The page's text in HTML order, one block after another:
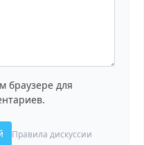
браузере для
Правила дискуссии